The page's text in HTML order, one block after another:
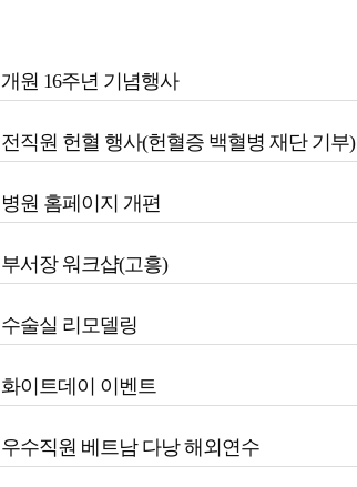
개원 16주년 기념행사
전직원 헌혈 행사(헌혈증 백혈병 재단 기부)
병원 홈페이지 개편
부서장 워크샵(고흥)
수술실 리모델링
화이트데이 이벤트
우수직원 베트남 다낭 해외연수